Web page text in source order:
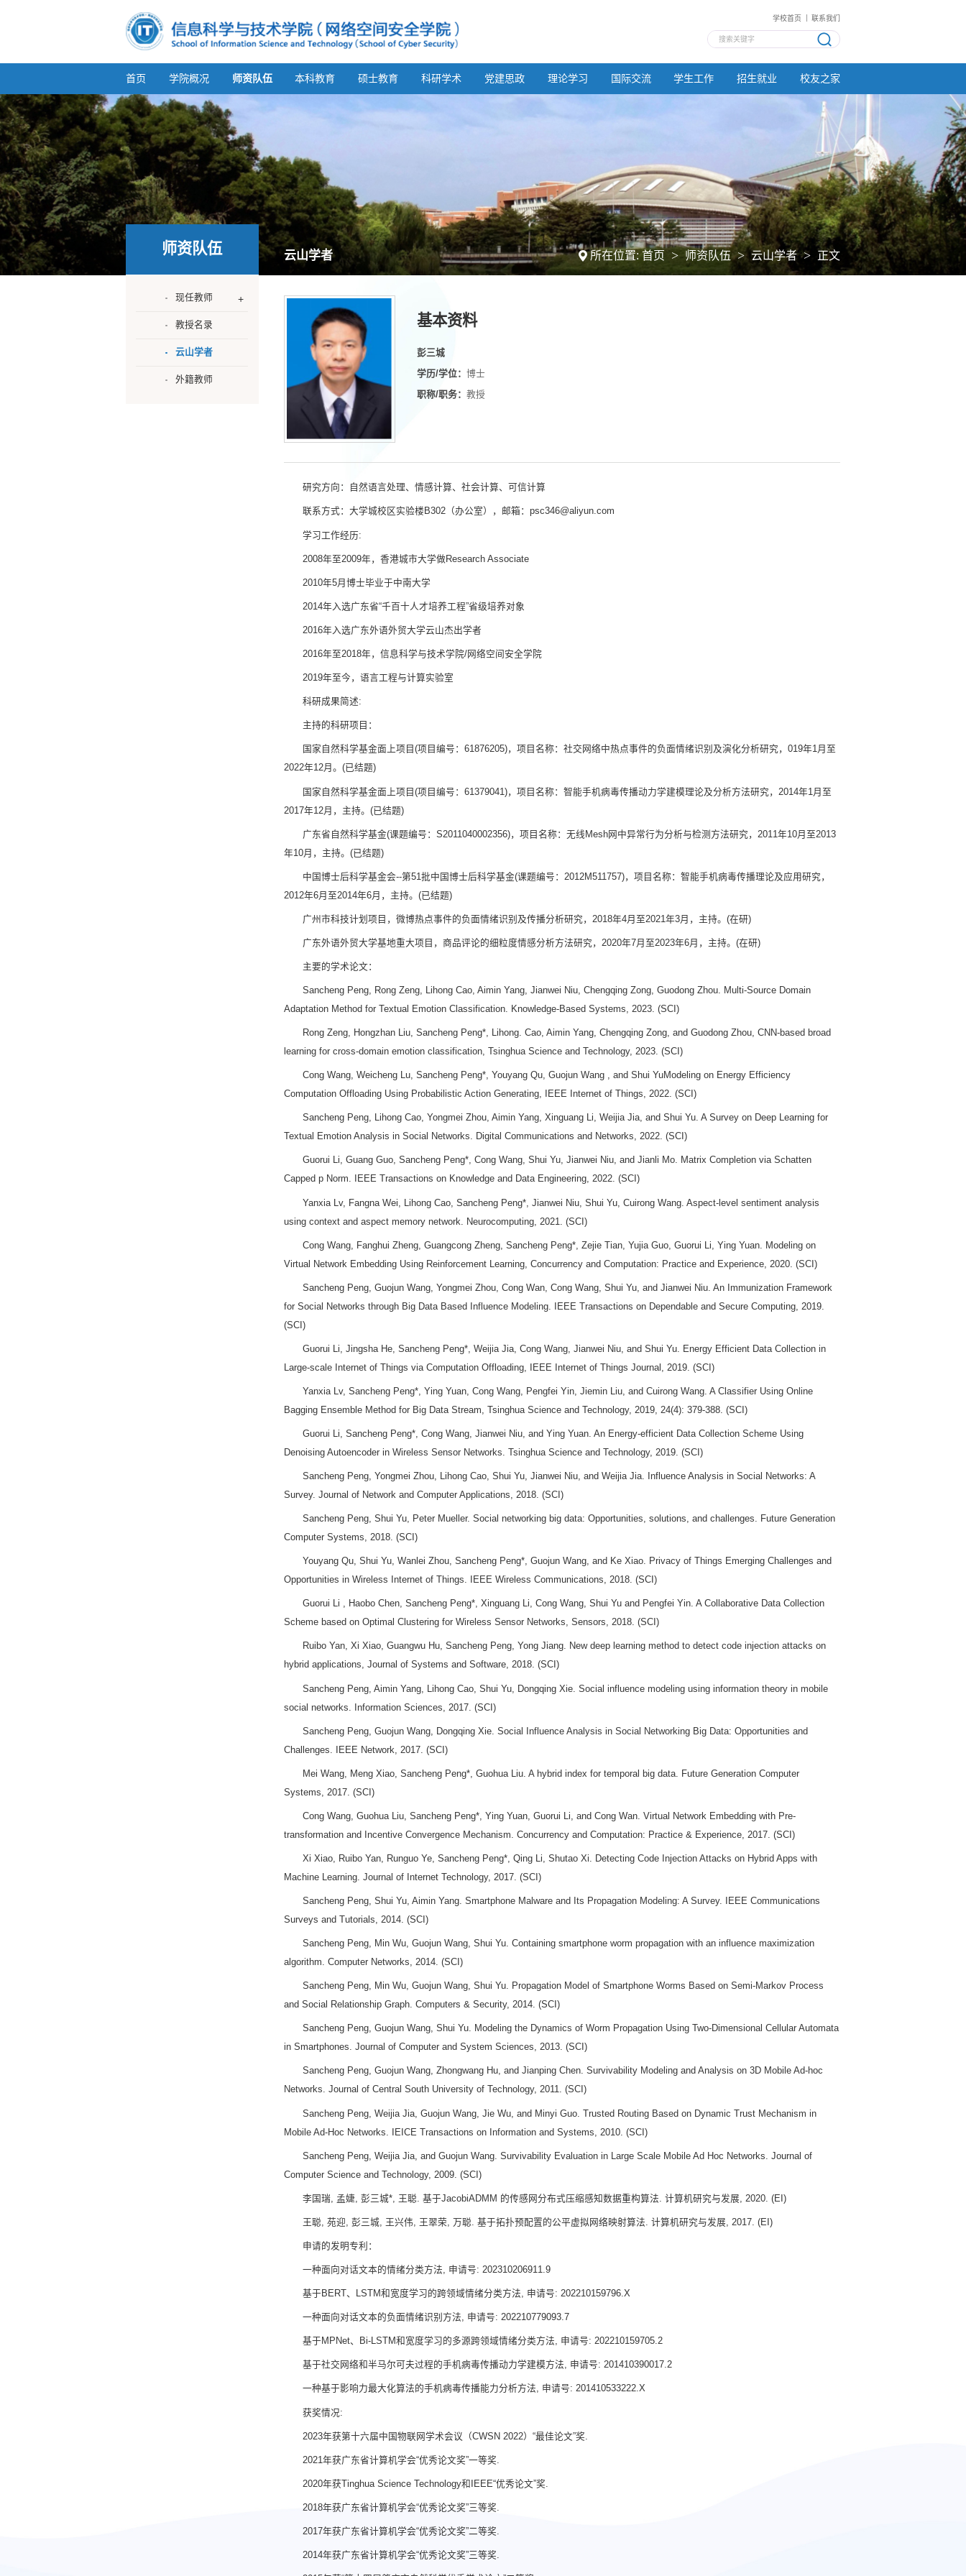
学校首页 联系我们
首页 学院概况 师资队伍 本科教育 硕士教育 科研学术 党建思政 理论学习 国际交流 学生工作 招生就业 校友之家
云山学者 所在位置:首页 > 师资队伍 > 云山学者 > 正文
师资队伍
现任教师
教授名录
云山学者
外籍教师
基本资料
彭三城
学历/学位： 博士
职称/职务： 教授
研究方向：自然语言处理、情感计算、社会计算、可信计算
联系方式：大学城校区实验楼B302（办公室），邮箱：psc346@aliyun.com
学习工作经历:
2008年至2009年，香港城市大学做Research Associate
2010年5月博士毕业于中南大学
2014年入选广东省“千百十人才培养工程”省级培养对象
2016年入选广东外语外贸大学云山杰出学者
2016年至2018年，信息科学与技术学院/网络空间安全学院
2019年至今，语言工程与计算实验室
科研成果简述:
主持的科研项目：
国家自然科学基金面上项目(项目编号：61876205)，项目名称：社交网络中热点事件的负面情绪识别及演化分析研究，019年1月至
2022年12月。(已结题)
国家自然科学基金面上项目(项目编号：61379041)，项目名称：智能手机病毒传播动力学建模理论及分析方法研究，2014年1月至
2017年12月，主持。(已结题)
广东省自然科学基金(课题编号：S2011040002356)，项目名称：无线Mesh网中异常行为分析与检测方法研究，2011年10月至2013
年10月，主持。(已结题)
中国博士后科学基金会--第51批中国博士后科学基金(课题编号：2012M511757)，项目名称：智能手机病毒传播理论及应用研究，
2012年6月至2014年6月，主持。(已结题)
广州市科技计划项目，微博热点事件的负面情绪识别及传播分析研究，2018年4月至2021年3月，主持。(在研)
广东外语外贸大学基地重大项目，商品评论的细粒度情感分析方法研究，2020年7月至2023年6月，主持。(在研)
主要的学术论文：
Sancheng Peng, Rong Zeng, Lihong Cao, Aimin Yang, Jianwei Niu, Chengqing Zong, Guodong Zhou. Multi-Source Domain
Adaptation Method for Textual Emotion Classification. Knowledge-Based Systems, 2023. (SCI)
Rong Zeng, Hongzhan Liu, Sancheng Peng*, Lihong. Cao, Aimin Yang, Chengqing Zong, and Guodong Zhou, CNN-based broad
learning for cross-domain emotion classification, Tsinghua Science and Technology, 2023. (SCI)
Cong Wang, Weicheng Lu, Sancheng Peng*, Youyang Qu, Guojun Wang , and Shui YuModeling on Energy Efficiency
Computation Offloading Using Probabilistic Action Generating, IEEE Internet of Things, 2022. (SCI)
Sancheng Peng, Lihong Cao, Yongmei Zhou, Aimin Yang, Xinguang Li, Weijia Jia, and Shui Yu. A Survey on Deep Learning for
Textual Emotion Analysis in Social Networks. Digital Communications and Networks, 2022. (SCI)
Guorui Li, Guang Guo, Sancheng Peng*, Cong Wang, Shui Yu, Jianwei Niu, and Jianli Mo. Matrix Completion via Schatten
Capped p Norm. IEEE Transactions on Knowledge and Data Engineering, 2022. (SCI)
Yanxia Lv, Fangna Wei, Lihong Cao, Sancheng Peng*, Jianwei Niu, Shui Yu, Cuirong Wang. Aspect-level sentiment analysis
using context and aspect memory network. Neurocomputing, 2021. (SCI)
Cong Wang, Fanghui Zheng, Guangcong Zheng, Sancheng Peng*, Zejie Tian, Yujia Guo, Guorui Li, Ying Yuan. Modeling on
Virtual Network Embedding Using Reinforcement Learning, Concurrency and Computation: Practice and Experience, 2020. (SCI)
Sancheng Peng, Guojun Wang, Yongmei Zhou, Cong Wan, Cong Wang, Shui Yu, and Jianwei Niu. An Immunization Framework
for Social Networks through Big Data Based Influence Modeling. IEEE Transactions on Dependable and Secure Computing, 2019.
(SCI)
Guorui Li, Jingsha He, Sancheng Peng*, Weijia Jia, Cong Wang, Jianwei Niu, and Shui Yu. Energy Efficient Data Collection in
Large-scale Internet of Things via Computation Offloading, IEEE Internet of Things Journal, 2019. (SCI)
Yanxia Lv, Sancheng Peng*, Ying Yuan, Cong Wang, Pengfei Yin, Jiemin Liu, and Cuirong Wang. A Classifier Using Online
Bagging Ensemble Method for Big Data Stream, Tsinghua Science and Technology, 2019, 24(4): 379-388. (SCI)
Guorui Li, Sancheng Peng*, Cong Wang, Jianwei Niu, and Ying Yuan. An Energy-efficient Data Collection Scheme Using
Denoising Autoencoder in Wireless Sensor Networks. Tsinghua Science and Technology, 2019. (SCI)
Sancheng Peng, Yongmei Zhou, Lihong Cao, Shui Yu, Jianwei Niu, and Weijia Jia. Influence Analysis in Social Networks: A
Survey. Journal of Network and Computer Applications, 2018. (SCI)
Sancheng Peng, Shui Yu, Peter Mueller. Social networking big data: Opportunities, solutions, and challenges. Future Generation
Computer Systems, 2018. (SCI)
Youyang Qu, Shui Yu, Wanlei Zhou, Sancheng Peng*, Guojun Wang, and Ke Xiao. Privacy of Things Emerging Challenges and
Opportunities in Wireless Internet of Things. IEEE Wireless Communications, 2018. (SCI)
Guorui Li , Haobo Chen, Sancheng Peng*, Xinguang Li, Cong Wang, Shui Yu and Pengfei Yin. A Collaborative Data Collection
Scheme based on Optimal Clustering for Wireless Sensor Networks, Sensors, 2018. (SCI)
Ruibo Yan, Xi Xiao, Guangwu Hu, Sancheng Peng, Yong Jiang. New deep learning method to detect code injection attacks on
hybrid applications, Journal of Systems and Software, 2018. (SCI)
Sancheng Peng, Aimin Yang, Lihong Cao, Shui Yu, Dongqing Xie. Social influence modeling using information theory in mobile
social networks. Information Sciences, 2017. (SCI)
Sancheng Peng, Guojun Wang, Dongqing Xie. Social Influence Analysis in Social Networking Big Data: Opportunities and
Challenges. IEEE Network, 2017. (SCI)
Mei Wang, Meng Xiao, Sancheng Peng*, Guohua Liu. A hybrid index for temporal big data. Future Generation Computer
Systems, 2017. (SCI)
Cong Wang, Guohua Liu, Sancheng Peng*, Ying Yuan, Guorui Li, and Cong Wan. Virtual Network Embedding with Pre-
transformation and Incentive Convergence Mechanism. Concurrency and Computation: Practice & Experience, 2017. (SCI)
Xi Xiao, Ruibo Yan, Runguo Ye, Sancheng Peng*, Qing Li, Shutao Xi. Detecting Code Injection Attacks on Hybrid Apps with
Machine Learning. Journal of Internet Technology, 2017. (SCI)
Sancheng Peng, Shui Yu, Aimin Yang. Smartphone Malware and Its Propagation Modeling: A Survey. IEEE Communications
Surveys and Tutorials, 2014. (SCI)
Sancheng Peng, Min Wu, Guojun Wang, Shui Yu. Containing smartphone worm propagation with an influence maximization
algorithm. Computer Networks, 2014. (SCI)
Sancheng Peng, Min Wu, Guojun Wang, Shui Yu. Propagation Model of Smartphone Worms Based on Semi-Markov Process
and Social Relationship Graph. Computers & Security, 2014. (SCI)
Sancheng Peng, Guojun Wang, Shui Yu. Modeling the Dynamics of Worm Propagation Using Two-Dimensional Cellular Automata
in Smartphones. Journal of Computer and System Sciences, 2013. (SCI)
Sancheng Peng, Guojun Wang, Zhongwang Hu, and Jianping Chen. Survivability Modeling and Analysis on 3D Mobile Ad-hoc
Networks. Journal of Central South University of Technology, 2011. (SCI)
Sancheng Peng, Weijia Jia, Guojun Wang, Jie Wu, and Minyi Guo. Trusted Routing Based on Dynamic Trust Mechanism in
Mobile Ad-Hoc Networks. IEICE Transactions on Information and Systems, 2010. (SCI)
Sancheng Peng, Weijia Jia, and Guojun Wang. Survivability Evaluation in Large Scale Mobile Ad Hoc Networks. Journal of
Computer Science and Technology, 2009. (SCI)
李国瑞, 孟婕, 彭三城*, 王聪. 基于JacobiADMM 的传感网分布式压缩感知数据重构算法. 计算机研究与发展, 2020. (EI)
王聪, 苑迎, 彭三城, 王兴伟, 王翠荣, 万聪. 基于拓扑预配置的公平虚拟网络映射算法. 计算机研究与发展, 2017. (EI)
申请的发明专利：
一种面向对话文本的情绪分类方法, 申请号: 202310206911.9
基于BERT、LSTM和宽度学习的跨领域情绪分类方法, 申请号: 202210159796.X
一种面向对话文本的负面情绪识别方法, 申请号: 202210779093.7
基于MPNet、Bi-LSTM和宽度学习的多源跨领域情绪分类方法, 申请号: 202210159705.2
基于社交网络和半马尔可夫过程的手机病毒传播动力学建模方法, 申请号: 201410390017.2
一种基于影响力最大化算法的手机病毒传播能力分析方法, 申请号: 201410533222.X
获奖情况:
2023年获第十六届中国物联网学术会议（CWSN 2022）“最佳论文”奖.
2021年获广东省计算机学会“优秀论文奖”一等奖.
2020年获Tinghua Science Technology和IEEE“优秀论文”奖.
2018年获广东省计算机学会“优秀论文奖”三等奖.
2017年获广东省计算机学会“优秀论文奖”二等奖.
2014年获广东省计算机学会“优秀论文奖”三等奖.